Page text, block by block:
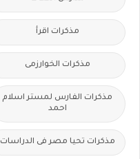
مذكرات اقرأ
مذكرات الخوارزمى
مذكرات الفارس لمستر اسلام
احمد
مذكرات تحيا مصر فى الدراسات